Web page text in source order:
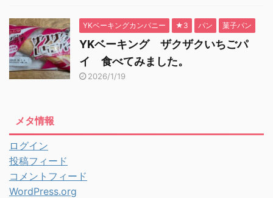
YKベーキングカンパニー ★3 パン 菓子パン
YKベーキング ザクザクいちごパ
イ 食べてみました。
2026/1/19
メタ情報
ログイン
投稿フィード
コメントフィード
WordPress.org